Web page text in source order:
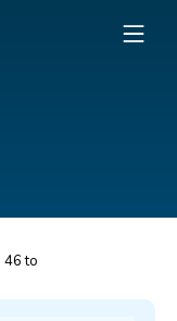
46 to